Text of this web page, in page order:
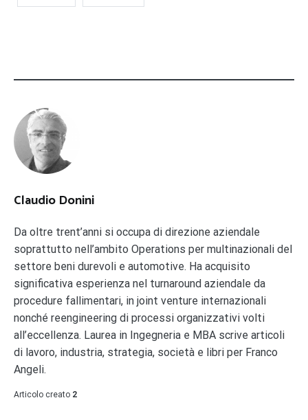
Claudio Donini
Da oltre trent’anni si occupa di direzione aziendale
soprattutto nell’ambito Operations per multinazionali del
settore beni durevoli e automotive. Ha acquisito
significativa esperienza nel turnaround aziendale da
procedure fallimentari, in joint venture internazionali
nonché reengineering di processi organizzativi volti
all’eccellenza. Laurea in Ingegneria e MBA scrive articoli
di lavoro, industria, strategia, società e libri per Franco
Angeli.
Articolo creato 2